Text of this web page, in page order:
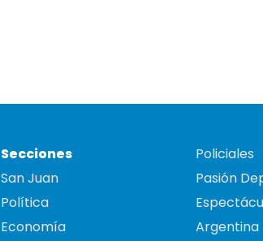
Secciones
San Juan
Política
Economía
Policiales
Pasión
Argentina